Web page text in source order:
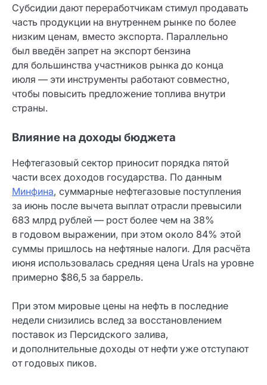
Субсидии дают переработчикам стимул продавать
часть продукции на внутреннем рынке по более
низким ценам, вместо экспорта. Параллельно
был введён запрет на экспорт бензина
для большинства участников рынка до конца
июля — эти инструменты работают совместно,
чтобы повысить предложение топлива внутри
страны.
Влияние на доходы бюджета
Нефтегазовый сектор приносит порядка пятой
части всех доходов государства. По данным
Минфина, суммарные нефтегазовые поступления
за июнь после вычета выплат отрасли превысили
683 млрд рублей — рост более чем на 38%
в годовом выражении, при этом около 84% этой
суммы пришлось на нефтяные налоги. Для расчёта
июня использовалась средняя цена Urals на уровне
примерно $86,5 за баррель.
При этом мировые цены на нефть в последние
недели снизились вслед за восстановлением
поставок из Персидского залива,
и дополнительные доходы от нефти уже отступают
от годовых пиков.